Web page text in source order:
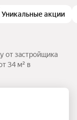
Уникальные акции
от застройщика
34 м² в